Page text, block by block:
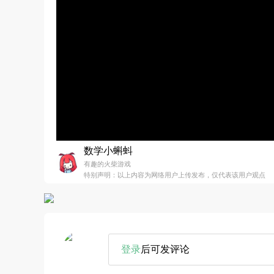
数学小蝌蚪
有趣的火柴游戏
特别声明：以上内容为网络用户上传发布，仅代表该用户观点
登录后可发评论